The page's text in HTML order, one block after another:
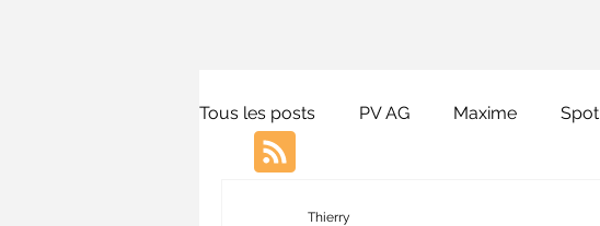
Tous les posts PV AG Maxime Spot
Thierry